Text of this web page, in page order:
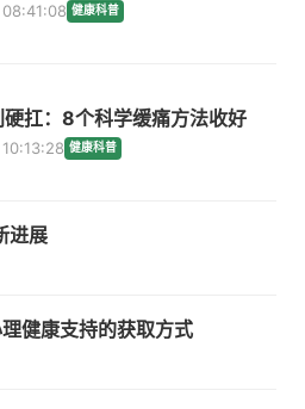
健康科普
扛：8个科学缓痛方法收好
健康科普
进展
健康支持的获取方式